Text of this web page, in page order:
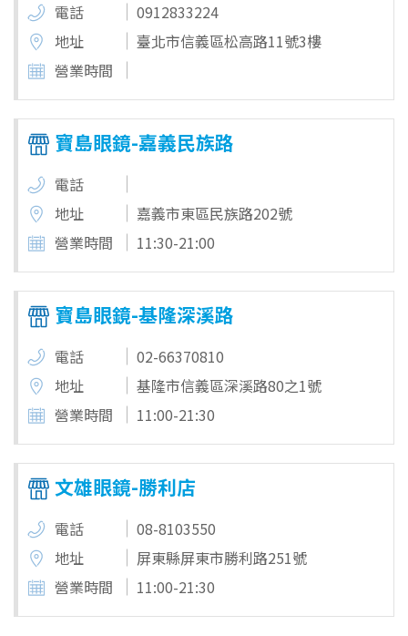
電話
0912833224
地址
臺北市信義區松高路11號3樓
營業時間
寶島眼鏡-嘉義民族路
電話
地址
嘉義市東區民族路202號
營業時間
11:30-21:00
寶島眼鏡-基隆深溪路
電話
02-66370810
地址
基隆市信義區深溪路80之1號
營業時間
11:00-21:30
文雄眼鏡-勝利店
電話
08-8103550
地址
屏東縣屏東市勝利路251號
營業時間
11:00-21:30